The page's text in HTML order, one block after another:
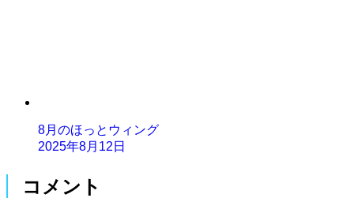
8月のほっとウィング
2025年8月12日
コメント